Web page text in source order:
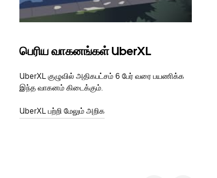
பெரிய வாகனங்கள் UberXL
UberXL குழுவில் அதிகபட்சம் 6 பேர் வரை பயணிக்க
இந்த வாகனம் கிடைக்கும்.
UberXL பற்றி மேலும் அறிக